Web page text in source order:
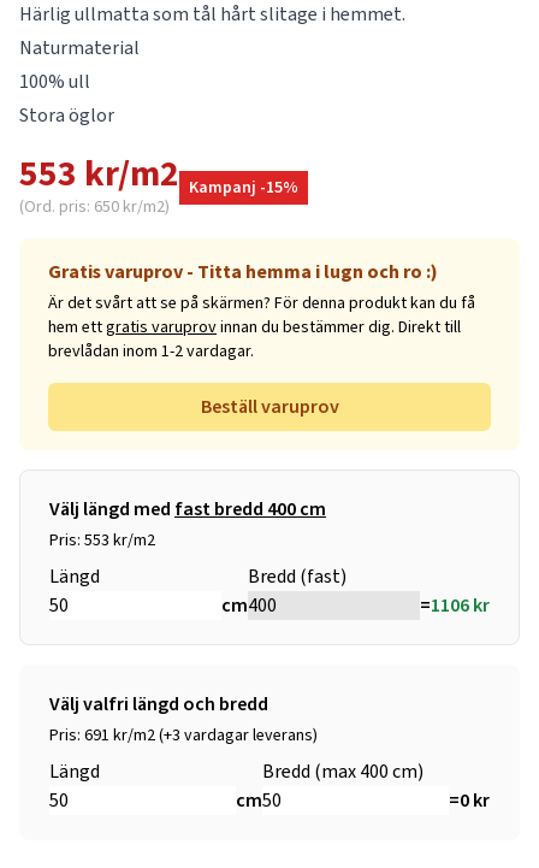
Härlig ullmatta som tål hårt slitage i hemmet.
Naturmaterial
100% ull
Stora öglor
553 kr/m2
(Ord. pris: 650 kr/m2)
Kampanj -15%
Gratis varuprov - Titta hemma i lugn och ro :)
Är det svårt att se på skärmen? För denna produkt kan du få
hem ettgratis varuprovinnan du bestämmer dig. Direkt till
brevlådan inom 1-2 vardagar.
Beställ varuprov
Välj längd med fast bredd 400 cm
Pris: 553 kr/m2
Längd
cm
Bredd (fast)
=1106kr
Välj valfri längd och bredd
Pris: 691 kr/m2 (+3 vardagar leverans)
Längd
cm
Bredd (max 400 cm)
=0kr